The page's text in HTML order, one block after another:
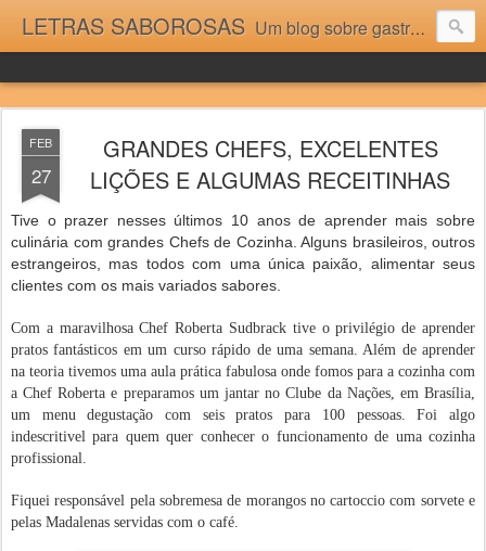
LETRAS SABOROSAS Um blog sobre gastronomia para as pessoas que gostam da boa cozinha. Dicas, receitas, notícias gastronômicas e viagens do Caburaí ao Chuí. Vou adorar tê-los na minha cozinha acima do Equador.
FEB
27
GRANDES CHEFS, EXCELENTES
LIÇÕES E ALGUMAS RECEITINHAS
Tive o prazer nesses últimos 10 anos de aprender mais sobre
culinária com grandes Chefs de Cozinha. Alguns brasileiros, outros
estrangeiros, mas todos com uma única paixão, alimentar seus
clientes com os mais variados sabores.
Com a maravilhosa Chef Roberta Sudbrack tive o privilégio de aprender
pratos fantásticos em um curso rápido de uma semana. Além de aprender
na teoria tivemos uma aula prática fabulosa onde fomos para a cozinha com
a Chef Roberta e preparamos um jantar no Clube da Nações, em Brasília,
um menu degustação com seis pratos para 100 pessoas. Foi algo
indescritivel para quem quer conhecer o funcionamento de uma cozinha
profissional.
Fiquei responsável pela sobremesa de morangos no cartoccio com sorvete e
pelas Madalenas servidas com o café.